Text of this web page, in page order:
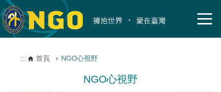
::: 首頁 NGO心視野
NGO心視野